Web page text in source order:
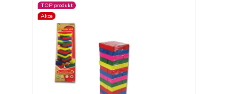
TOP produkt
Akce